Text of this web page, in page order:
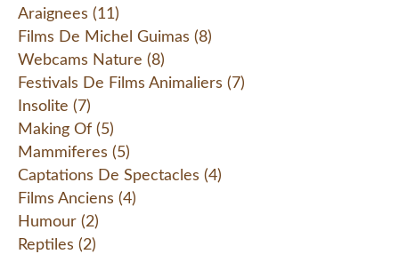
Araignees (11)
Films De Michel Guimas (8)
Webcams Nature (8)
Festivals De Films Animaliers (7)
Insolite (7)
Making Of (5)
Mammiferes (5)
Captations De Spectacles (4)
Films Anciens (4)
Humour (2)
Reptiles (2)